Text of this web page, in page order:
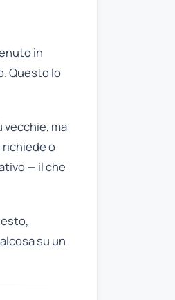
in
Questo lo
vecchie, ma
richiede o
— il che
su un